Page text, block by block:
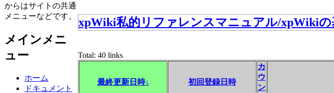
からはサイトの共通
メニューなどです。
メインメニ
ュー
ホーム
ドキュメント
xpWiki私的リファレンスマニュアル​/xpWikiの
Total: 40 links
最終更新日時↓ 初回登録日時
カ
ウ
ン